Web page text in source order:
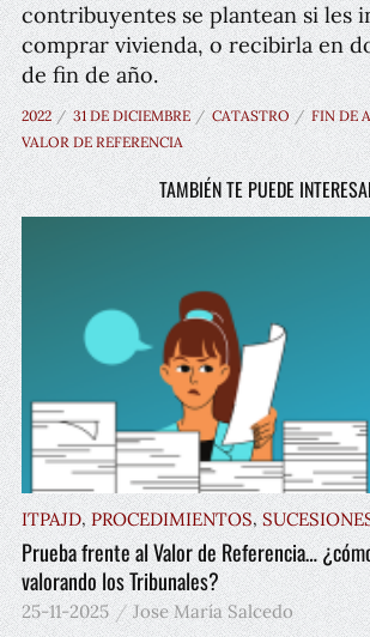
contribuyentes se plantean si les
comprar vivienda, o recibirla en
de fin de año.
2022 31 DE DICIEMBRE CATASTRO FIN DE
VALOR DE REFERENCIA
TAMBIÉN TE PUEDE
ITPAJD, PROCEDIMIENTOS,
Prueba frente al Valor de Referencia…
valorando los Tribunales?
25-11-2025 Jose María Salcedo